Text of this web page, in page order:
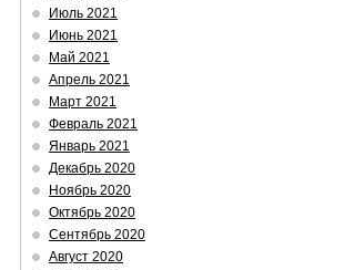
Июль 2021
Июнь 2021
Май 2021
Апрель 2021
Март 2021
Февраль 2021
Январь 2021
Декабрь 2020
Ноябрь 2020
Октябрь 2020
Сентябрь 2020
Август 2020